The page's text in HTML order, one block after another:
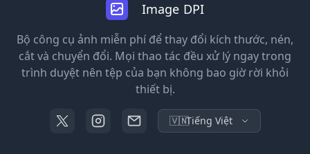
Image DPI
Bộ công cụ ảnh miễn phí để thay đổi kích thước, nén,
cắt và chuyển đổi. Mọi thao tác đều xử lý ngay trong
trình duyệt nên tệp của bạn không bao giờ rời khỏi
thiết bị.
🇻🇳Tiếng Việt